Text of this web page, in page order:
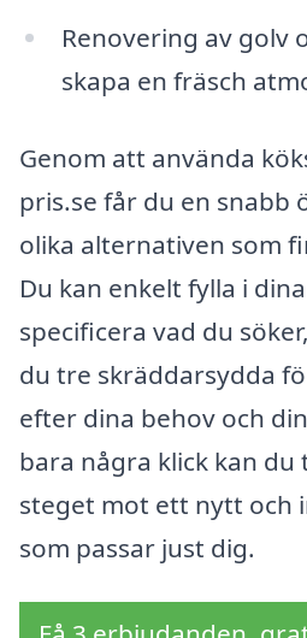
Renovering av golv
skapa en fräsch
Genom att använda
pris.se får du en snabb
olika alternativen som
Du kan enkelt fylla i
specificera vad du
du tre skräddarsydda
efter dina behov och
bara några klick kan du
steget mot ett nytt och
som passar just dig.